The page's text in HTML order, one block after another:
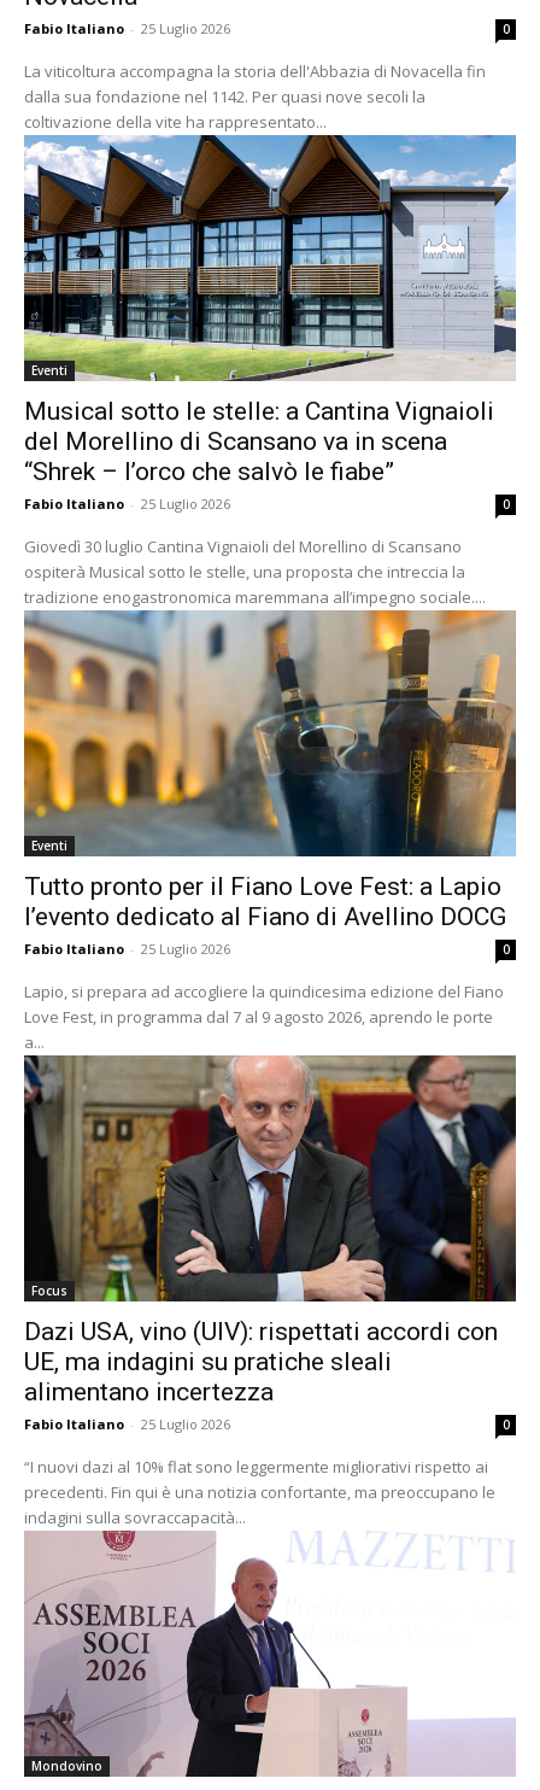
Fabio Italiano - 25 Luglio 2026 0
La viticoltura accompagna la storia dell'Abbazia di Novacella fin
dalla sua fondazione nel 1142. Per quasi nove secoli la
coltivazione della vite ha rappresentato...
Eventi
Musical sotto le stelle: a Cantina Vignaioli
del Morellino di Scansano va in scena
“Shrek – l’orco che salvò le fiabe”
Fabio Italiano - 25 Luglio 2026 0
Giovedì 30 luglio Cantina Vignaioli del Morellino di Scansano
ospiterà Musical sotto le stelle, una proposta che intreccia la
tradizione enogastronomica maremmana all’impegno sociale....
Eventi
Tutto pronto per il Fiano Love Fest: a Lapio
l’evento dedicato al Fiano di Avellino DOCG
Fabio Italiano - 25 Luglio 2026 0
Lapio, si prepara ad accogliere la quindicesima edizione del Fiano
Love Fest, in programma dal 7 al 9 agosto 2026, aprendo le porte
a...
Focus
Dazi USA, vino (UIV): rispettati accordi con
UE, ma indagini su pratiche sleali
alimentano incertezza
Fabio Italiano - 25 Luglio 2026 0
“I nuovi dazi al 10% flat sono leggermente migliorativi rispetto ai
precedenti. Fin qui è una notizia confortante, ma preoccupano le
indagini sulla sovraccapacità...
Mondovino